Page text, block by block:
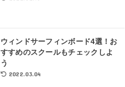
ウィンドサーフィンボード4選！お
すすめのスクールもチェックしよ
う
2022.03.04